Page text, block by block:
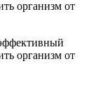
организм от
организм от